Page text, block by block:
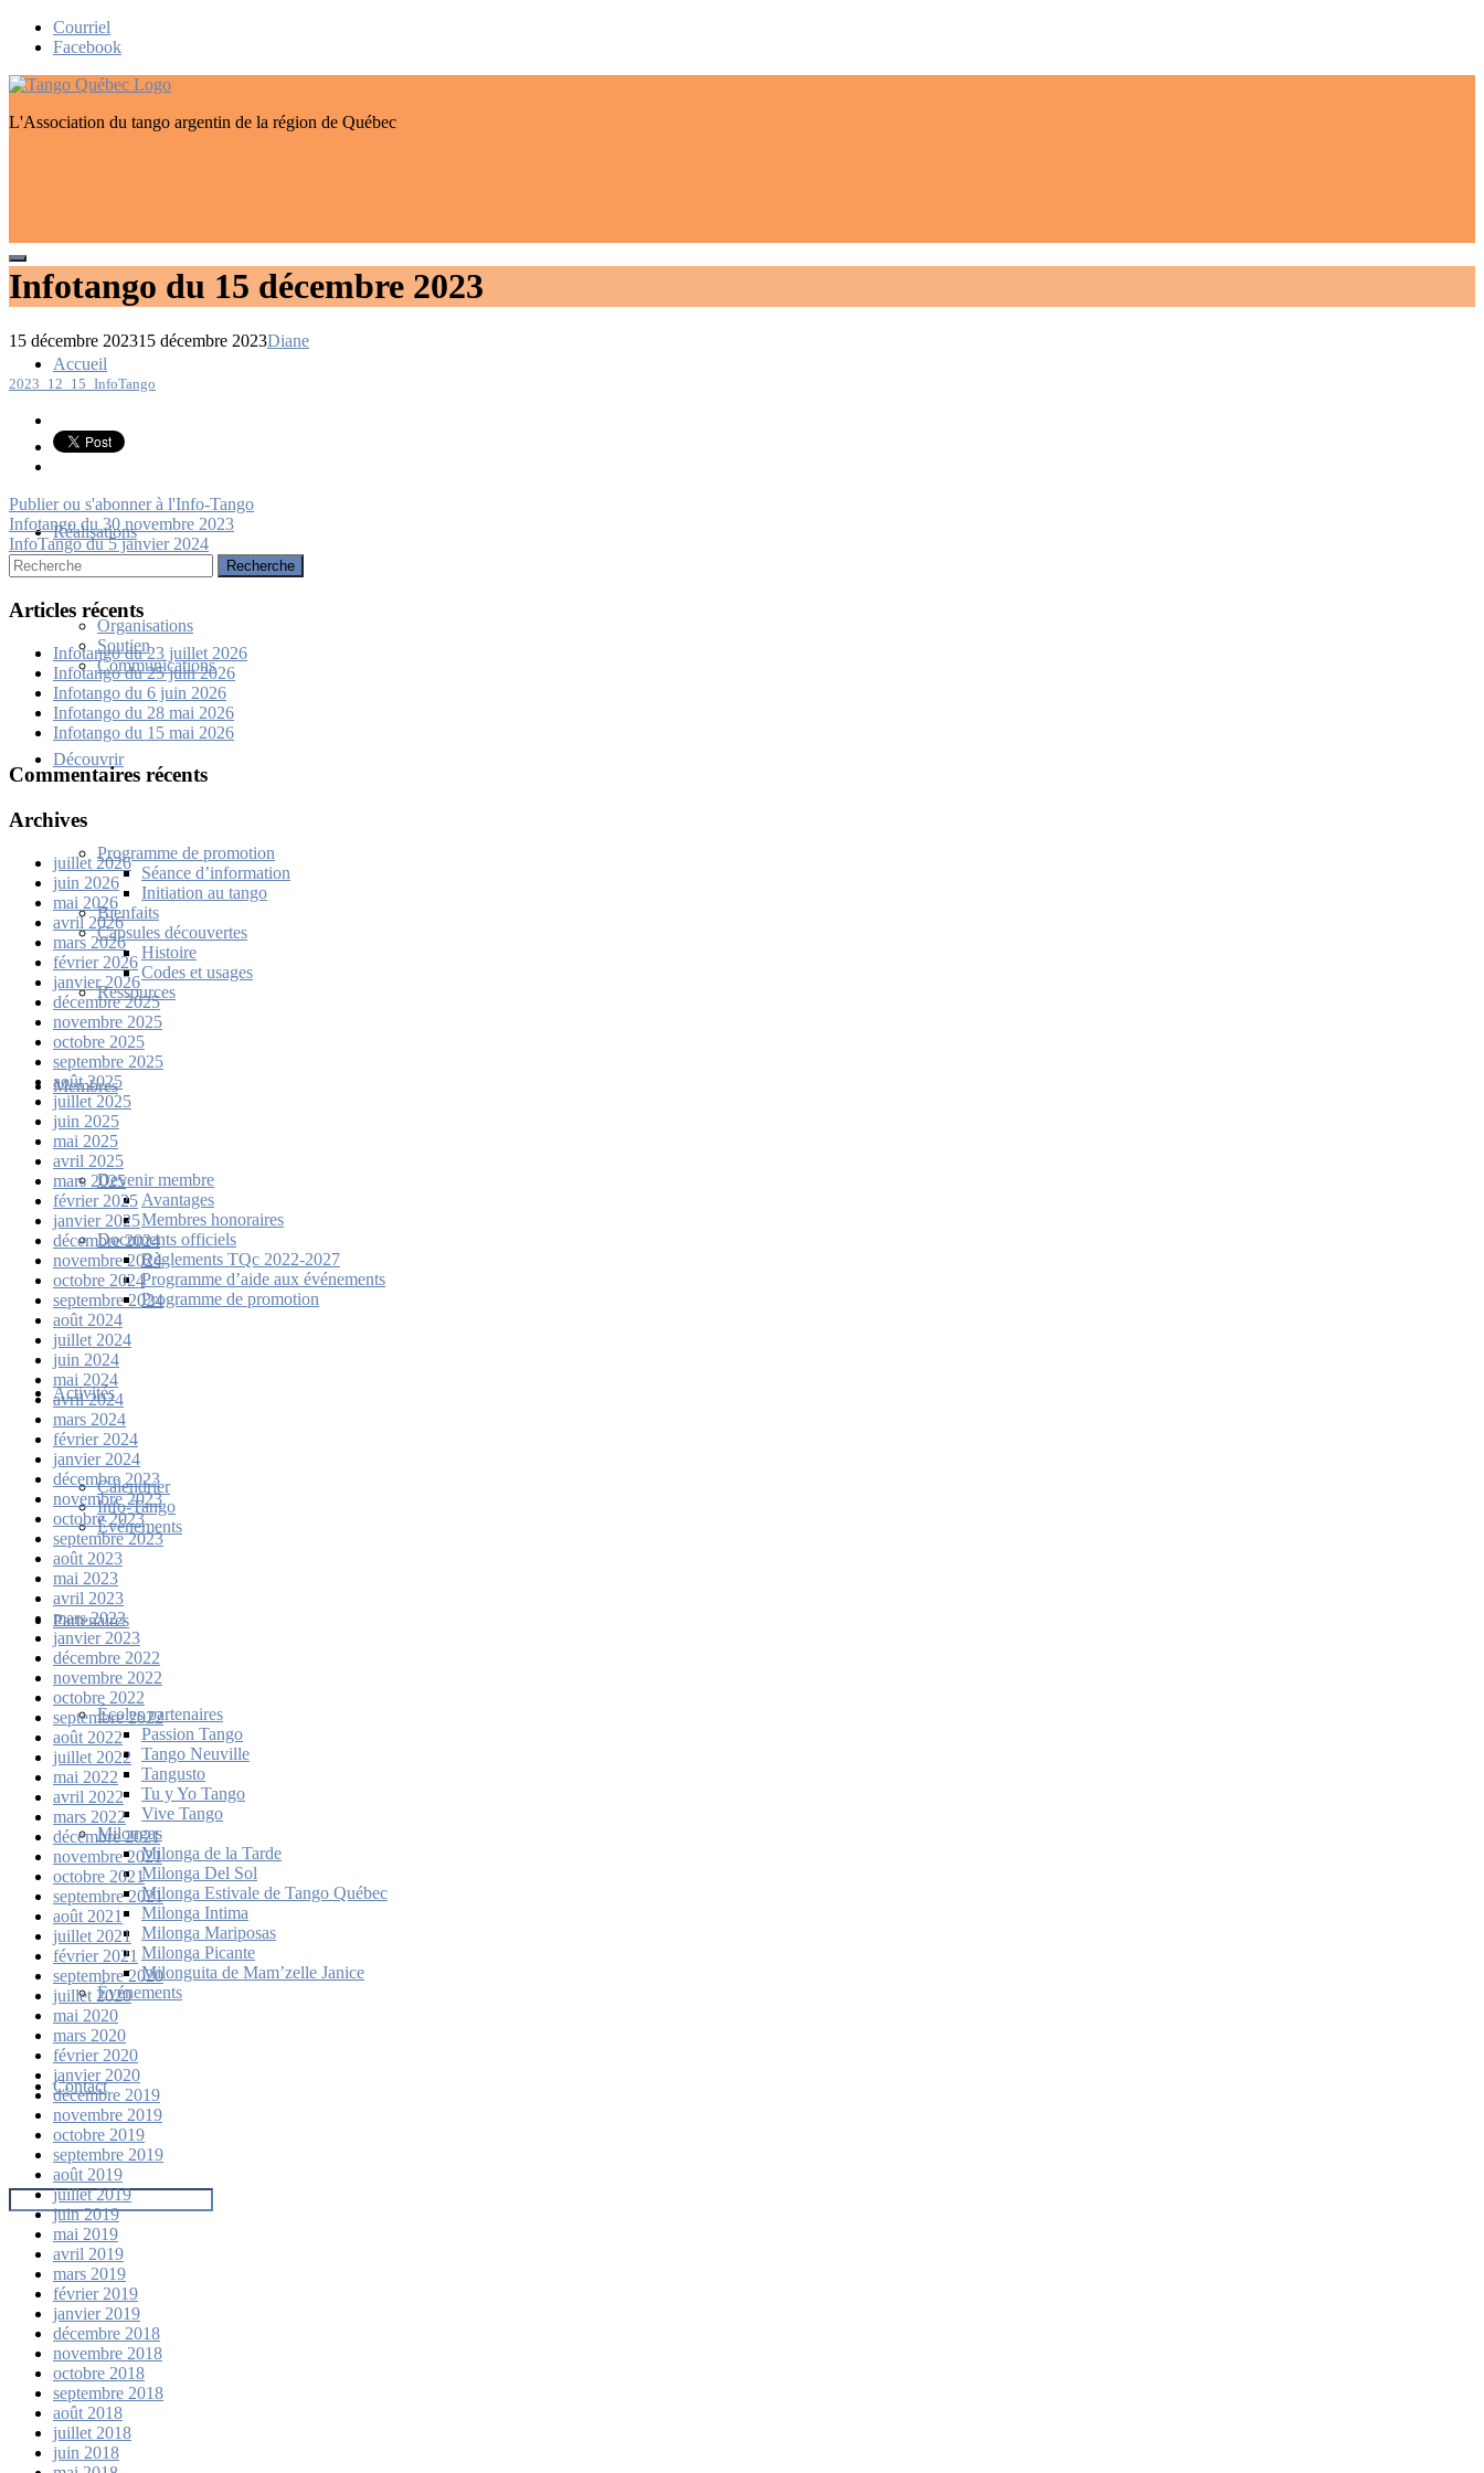
Skip
Courriel
Facebook
L'Association du tango argentin de la région de Québec
Accueil
Réalisations
Organisations
Soutien
Communications
Découvrir
Programme de promotion
Séance d’information
Initiation au tango
Bienfaits
Capsules découvertes
Histoire
Codes et usages
Ressources
Membres
Devenir membre
Avantages
Membres honoraires
Documents officiels
Règlements TQc 2022-2027
Programme d’aide aux événements
Programme de promotion
Activités
Calendrier
Info-Tango
Événements
Partenaires
Écoles partenaires
Passion Tango
Tango Neuville
Tangusto
Tu y Yo Tango
Vive Tango
Milongas
Milonga de la Tarde
Milonga Del Sol
Milonga Estivale de Tango Québec
Milonga Intima
Milonga Mariposas
Milonga Picante
Milonguita de Mam’zelle Janice
Événements
Contact
Infotango du 15 décembre 2023
15 décembre 202315 décembre 2023Diane
Navigation
de
l’article
2023_12_15_InfoTango
Publier ou s'abonner à l'Info-Tango
Navigation
de
l’article
Infotango du 30 novembre 2023
InfoTango du 5 janvier 2024
Rechercher:
Articles récents
Infotango du 23 juillet 2026
Infotango du 25 juin 2026
Infotango du 6 juin 2026
Infotango du 28 mai 2026
Infotango du 15 mai 2026
Commentaires récents
Archives
juillet 2026
juin 2026
mai 2026
avril 2026
mars 2026
février 2026
janvier 2026
décembre 2025
novembre 2025
octobre 2025
septembre 2025
août 2025
juillet 2025
juin 2025
mai 2025
avril 2025
mars 2025
février 2025
janvier 2025
décembre 2024
novembre 2024
octobre 2024
septembre 2024
août 2024
juillet 2024
juin 2024
mai 2024
avril 2024
mars 2024
février 2024
janvier 2024
décembre 2023
novembre 2023
octobre 2023
septembre 2023
août 2023
mai 2023
avril 2023
mars 2023
janvier 2023
décembre 2022
novembre 2022
octobre 2022
septembre 2022
août 2022
juillet 2022
mai 2022
avril 2022
mars 2022
décembre 2021
novembre 2021
octobre 2021
septembre 2021
août 2021
juillet 2021
février 2021
septembre 2020
juillet 2020
mai 2020
mars 2020
février 2020
janvier 2020
décembre 2019
novembre 2019
octobre 2019
septembre 2019
août 2019
juillet 2019
juin 2019
mai 2019
avril 2019
mars 2019
février 2019
janvier 2019
décembre 2018
novembre 2018
octobre 2018
septembre 2018
août 2018
juillet 2018
juin 2018